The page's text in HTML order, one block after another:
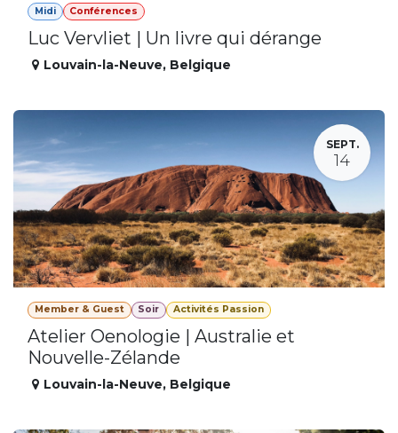
Midi Conférences
Luc Vervliet | Un livre qui dérange
Louvain-la-Neuve, Belgique
SEPT.
14
Member & Guest Soir Activités Passion
Atelier Oenologie | Australie et
Nouvelle-Zélande
Louvain-la-Neuve, Belgique